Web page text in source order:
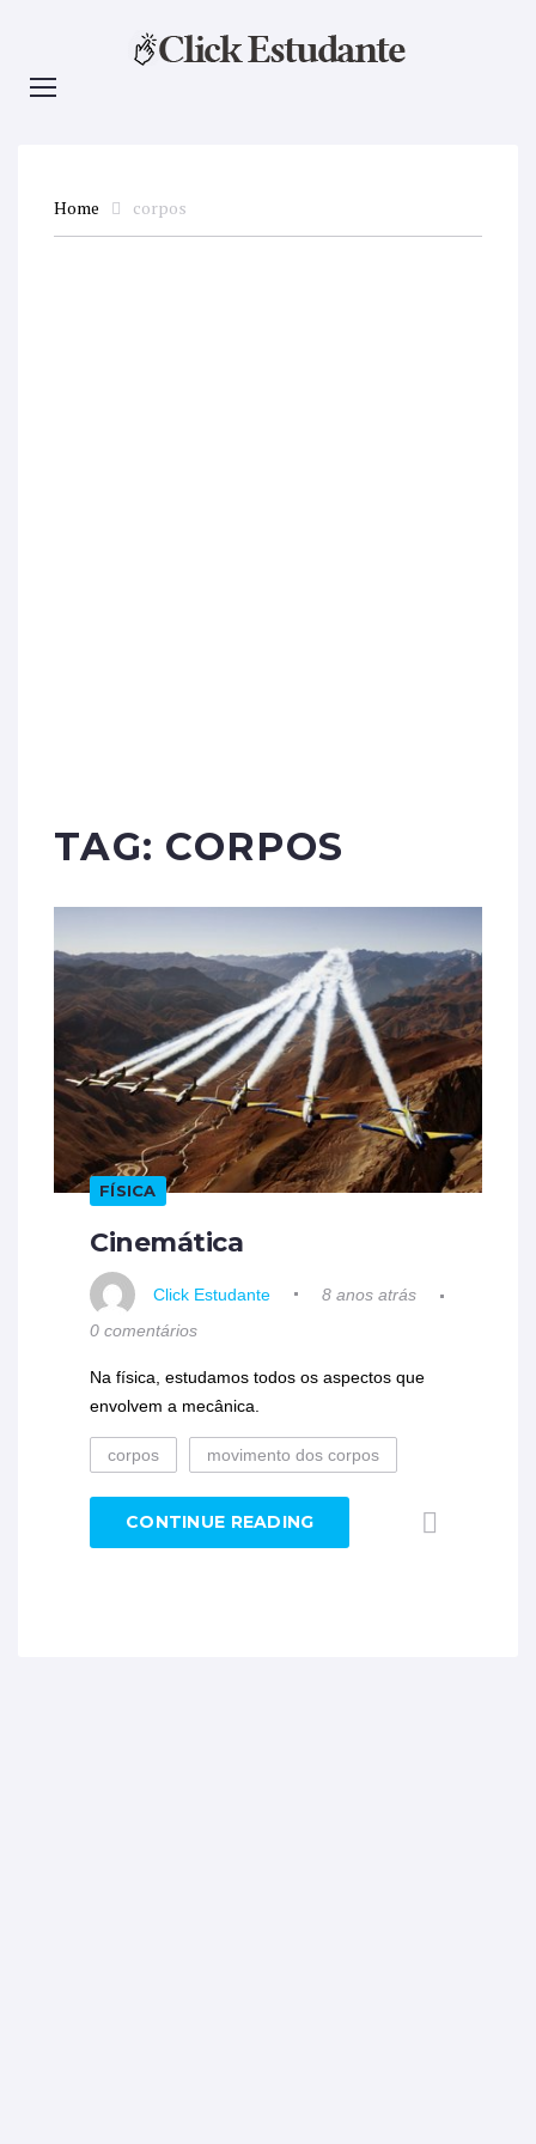
Home corpos
TAG: CORPOS
FÍSICA
Cinemática
Click Estudante
8 anos atrás
0 comentários
Na física, estudamos todos os aspectos que
envolvem a mecânica.
corpos movimento dos corpos
CONTINUE READING